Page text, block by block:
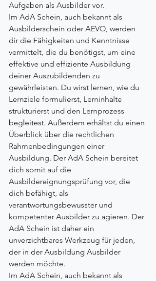
Aufgaben als Ausbilder vor.
Im AdA Schein, auch bekannt als
Ausbilderschein oder AEVO, werden
dir die Fähigkeiten und Kenntnisse
vermittelt, die du benötigst, um eine
effektive und effiziente Ausbildung
deiner Auszubildenden zu
gewährleisten. Du wirst lernen, wie du
Lernziele formulierst, Lerninhalte
strukturierst und den Lernprozess
begleitest. Außerdem erhältst du einen
Überblick über die rechtlichen
Rahmenbedingungen einer
Ausbildung. Der AdA Schein bereitet
dich somit auf die
Ausbildereignungsprüfung vor, die
dich befähigt, als
verantwortungsbewusster und
kompetenter Ausbilder zu agieren. Der
AdA Schein ist daher ein
unverzichtbares Werkzeug für jeden,
der in der Ausbildung Ausbilder
werden möchte.
Im AdA Schein, auch bekannt als